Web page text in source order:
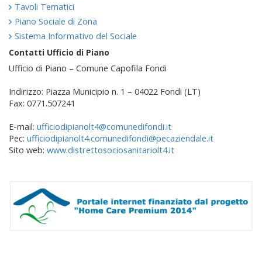
Tavoli Tematici
Piano Sociale di Zona
Sistema Informativo del Sociale
Contatti Ufficio di Piano
Ufficio di Piano – Comune Capofila Fondi
Indirizzo: Piazza Municipio n. 1 – 04022 Fondi (LT)
Fax: 0771.507241
E-mail: ufficiodipianolt4@comunedifondi.it
Pec: ufficiodipianolt4.comunedifondi@pecaziendale.it
Sito web: www.distrettosociosanitariolt4.it